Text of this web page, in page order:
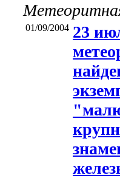
01/09/2004 23